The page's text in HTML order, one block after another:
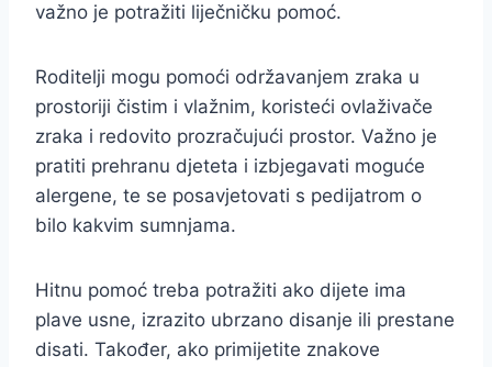
važno je potražiti liječničku pomoć.
Roditelji mogu pomoći održavanjem zraka u
prostoriji čistim i vlažnim, koristeći ovlaživače
zraka i redovito prozračujući prostor. Važno je
pratiti prehranu djeteta i izbjegavati moguće
alergene, te se posavjetovati s pedijatrom o
bilo kakvim sumnjama.
Hitnu pomoć treba potražiti ako dijete ima
plave usne, izrazito ubrzano disanje ili prestane
disati. Također, ako primijetite znakove